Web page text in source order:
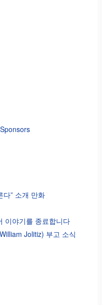
다” 소개 만화
이야기를 종료합니다
Jolitiz) 부고 소식